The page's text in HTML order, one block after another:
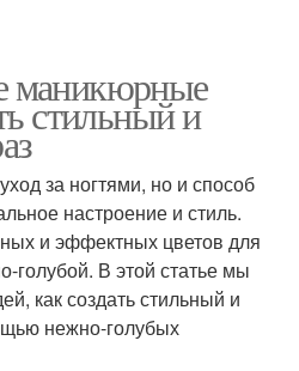
маникюрные
стильный и
за ногтями, но и способ
настроение и стиль.
и эффектных цветов для
голубой. В этой статье мы
как создать стильный и
нежно-голубых